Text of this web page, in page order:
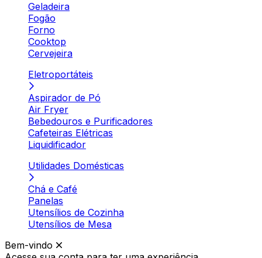
Geladeira
Fogão
Forno
Cooktop
Cervejeira
Eletroportáteis
Aspirador de Pó
Air Fryer
Bebedouros e Purificadores
Cafeteiras Elétricas
Liquidificador
Utilidades Domésticas
Chá e Café
Panelas
Utensílios de Cozinha
Utensílios de Mesa
Bem-vindo